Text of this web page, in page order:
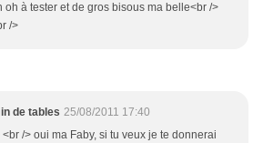
oh à tester et de gros bisous ma belle<br />
/>
de tables 25/08/2011 17:40
<br /> oui ma Faby, si tu veux je te donnerai